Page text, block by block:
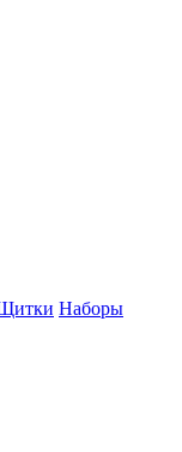
Наборы